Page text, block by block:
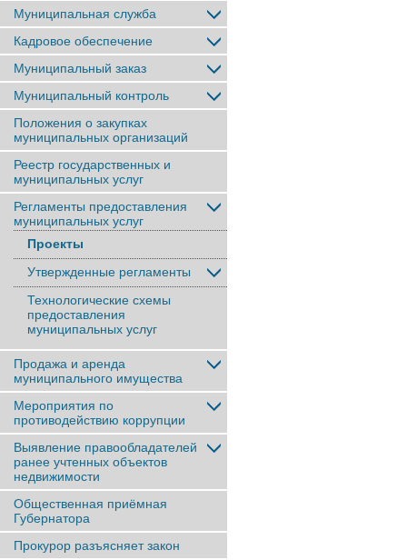
Муниципальная служба
Кадровое обеспечение
Муниципальный заказ
Муниципальный контроль
Положения о закупках
муниципальных организаций
Реестр государственных и
муниципальных услуг
Регламенты предоставления
муниципальных услуг
Проекты
Утвержденные регламенты
Технологические схемы
предоставления
муниципальных услуг
Продажа и аренда
муниципального имущества
Мероприятия по
противодействию коррупции
Выявление правообладателей
ранее учтенныx объектов
недвижимости
Общественная приёмная
Губернатора
Прокурор разъясняет закон